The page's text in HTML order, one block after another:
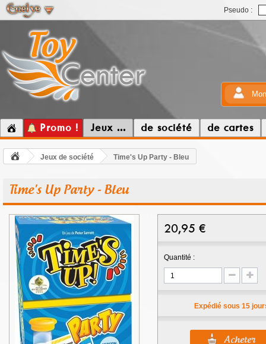
Pseudo :
Promo ! Jeux ... de société de cartes
Jeux de société Time's Up Party - Bleu
Time's Up Party - Bleu
20,95 €
Quantité :
Expédié sous 15